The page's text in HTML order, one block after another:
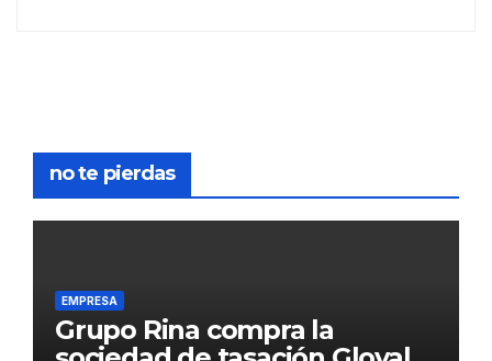
no te pierdas
EMPRESA
Grupo Rina compra la